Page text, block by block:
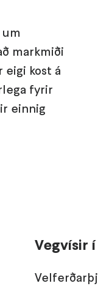
markmiði
eigi kost á
fyrir
einnig
Vegvísir